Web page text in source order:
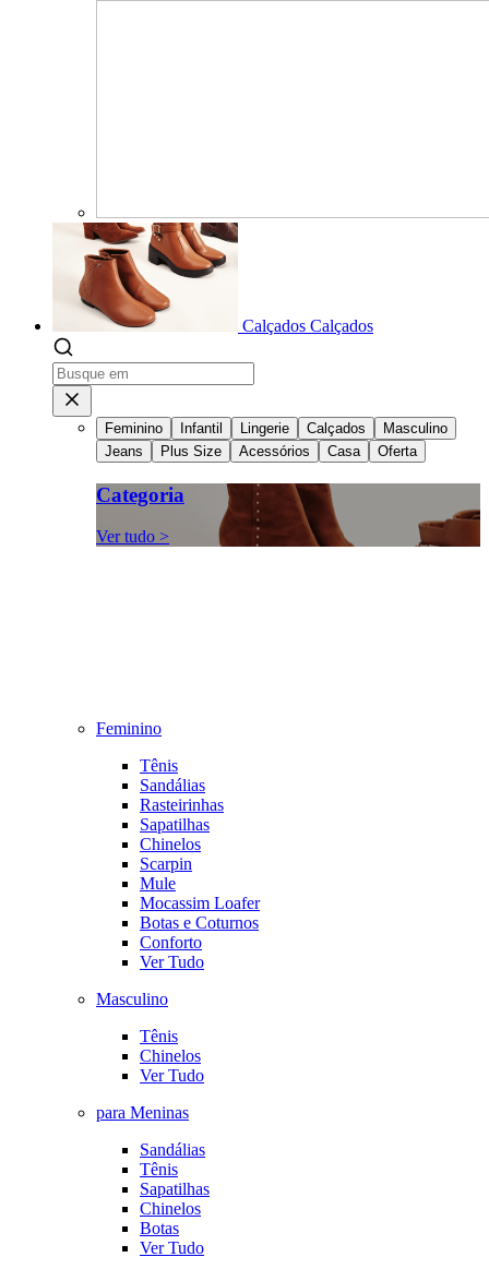
Calçados Calçados
Feminino Infantil Lingerie Calçados
Masculino
Jeans
Plus Size Acessórios Casa Oferta
Categoria
Ver tudo >
Feminino
Tênis
Sandálias
Rasteirinhas
Sapatilhas
Chinelos
Scarpin
Mule
Mocassim Loafer
Botas e Coturnos
Conforto
Ver Tudo
Masculino
Tênis
Chinelos
Ver Tudo
para Meninas
Sandálias
Tênis
Sapatilhas
Chinelos
Botas
Ver Tudo